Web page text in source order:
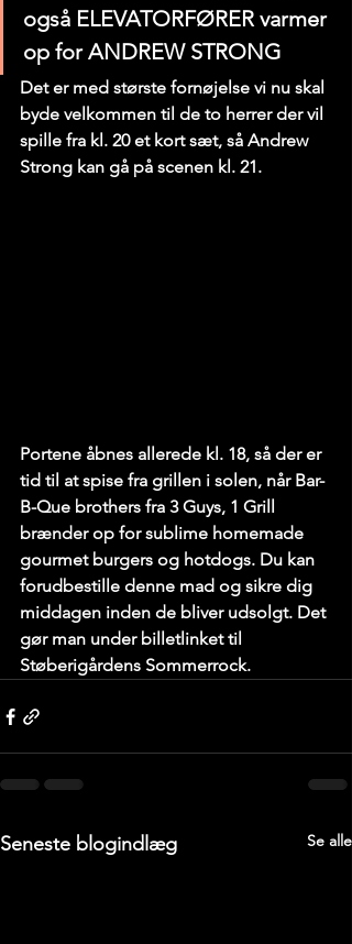
også ELEVATORFØRER varmer
op for ANDREW STRONG
Det er med største fornøjelse vi nu skal
byde velkommen til de to herrer der vil
spille fra kl. 20 et kort sæt, så Andrew
Strong kan gå på scenen kl. 21.
Portene åbnes allerede kl. 18, så der er
tid til at spise fra grillen i solen, når Bar-
B-Que brothers fra 3 Guys, 1 Grill
brænder op for sublime homemade
gourmet burgers og hotdogs. Du kan
forudbestille denne mad og sikre dig
middagen inden de bliver udsolgt. Det
gør man under billetlinket til
Støberigårdens Sommerrock.
Seneste blogindlæg Se alle